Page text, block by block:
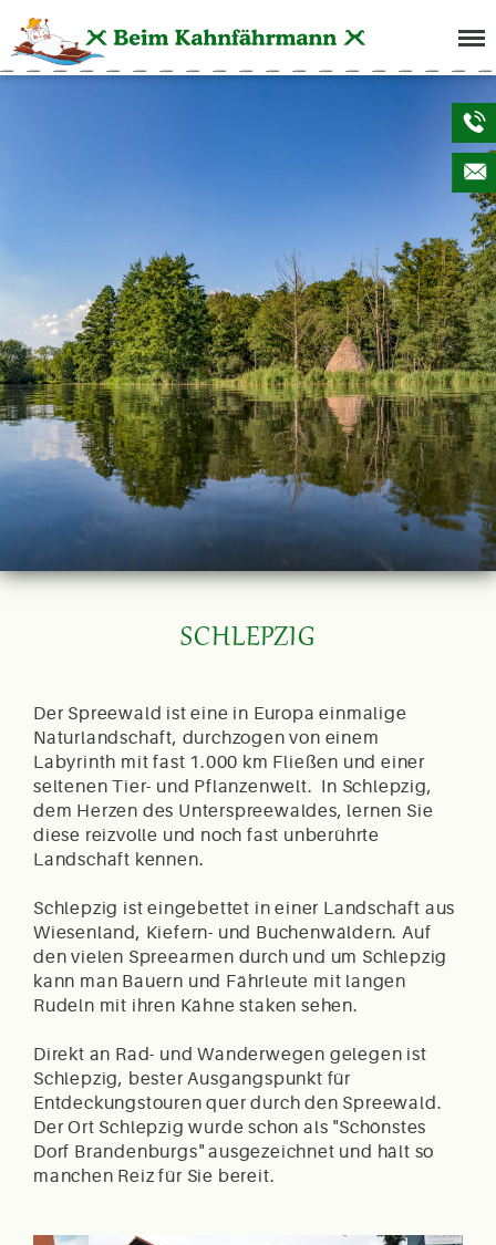
SCHLEPZIG
Der Spreewald ist eine in Europa einmalige
Naturlandschaft, durchzogen von einem
Labyrinth mit fast 1.000 km Fließen und einer
seltenen Tier- und Pflanzenwelt. In Schlepzig,
dem Herzen des Unterspreewaldes, lernen Sie
diese reizvolle und noch fast unberührte
Landschaft kennen.
Schlepzig ist eingebettet in einer Landschaft aus
Wiesenland, Kiefern- und Buchenwäldern. Auf
den vielen Spreearmen durch und um Schlepzig
kann man Bauern und Fährleute mit langen
Rudeln mit ihren Kähne staken sehen.
Direkt an Rad- und Wanderwegen gelegen ist
Schlepzig, bester Ausgangspunkt für
Entdeckungstouren quer durch den Spreewald.
Der Ort Schlepzig wurde schon als "Schönstes
Dorf Brandenburgs" ausgezeichnet und hält so
manchen Reiz für Sie bereit.